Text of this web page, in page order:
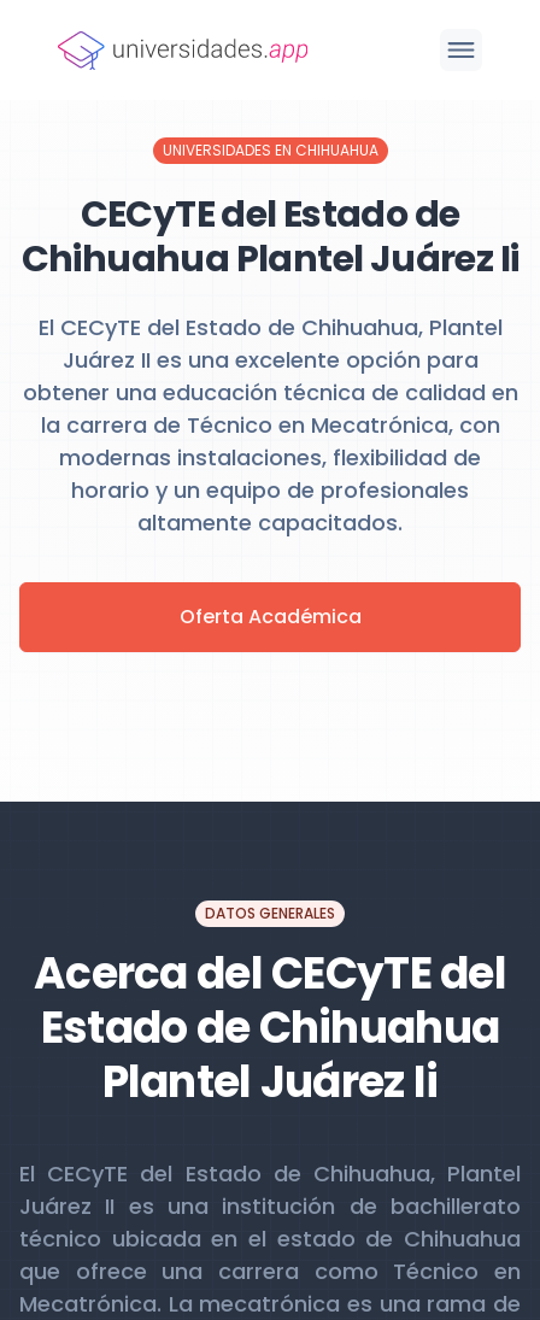
UNIVERSIDADES EN CHIHUAHUA
CECyTE del Estado de
Chihuahua Plantel Juárez Ii
El CECyTE del Estado de Chihuahua, Plantel
Juárez II es una excelente opción para
obtener una educación técnica de calidad en
la carrera de Técnico en Mecatrónica, con
modernas instalaciones, flexibilidad de
horario y un equipo de profesionales
altamente capacitados.
Oferta Académica
DATOS GENERALES
Acerca del CECyTE del
Estado de Chihuahua
Plantel Juárez Ii
El CECyTE del Estado de Chihuahua, Plantel
Juárez II es una institución de bachillerato
técnico ubicada en el estado de Chihuahua
que ofrece una carrera como Técnico en
Mecatrónica. La mecatrónica es una rama de